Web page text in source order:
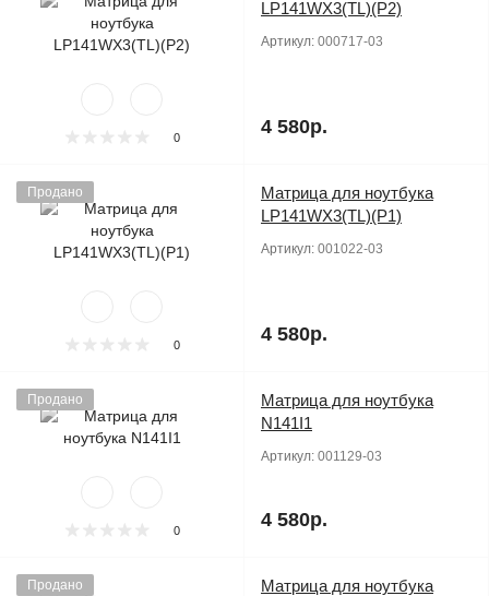
0
LP141WX3(TL)(P2)
Артикул: 000717-03
4 580р.
Продано
0
Матрица для ноутбука
LP141WX3(TL)(P1)
Артикул: 001022-03
4 580р.
Продано
0
Матрица для ноутбука
N141I1
Артикул: 001129-03
4 580р.
Продано
Матрица для ноутбука